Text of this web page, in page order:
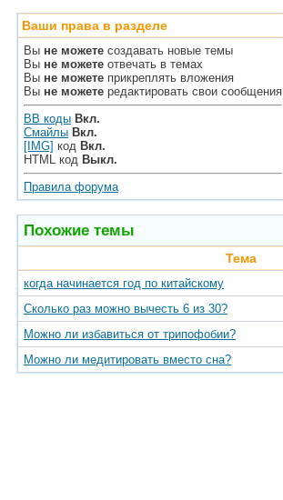
Ваши права в разделе
Вы не можете создавать новые темы
Вы не можете отвечать в темах
Вы не можете прикреплять вложения
Вы не можете редактировать свои сообщения
BB коды Вкл.
Смайлы Вкл.
[IMG] код Вкл.
HTML код Выкл.
Правила форума
Похожие темы
Тема
когда начинается год по китайскому
Сколько раз можно вычесть 6 из 30?
Можно ли избавиться от трипофобии?
Можно ли медитировать вместо сна?